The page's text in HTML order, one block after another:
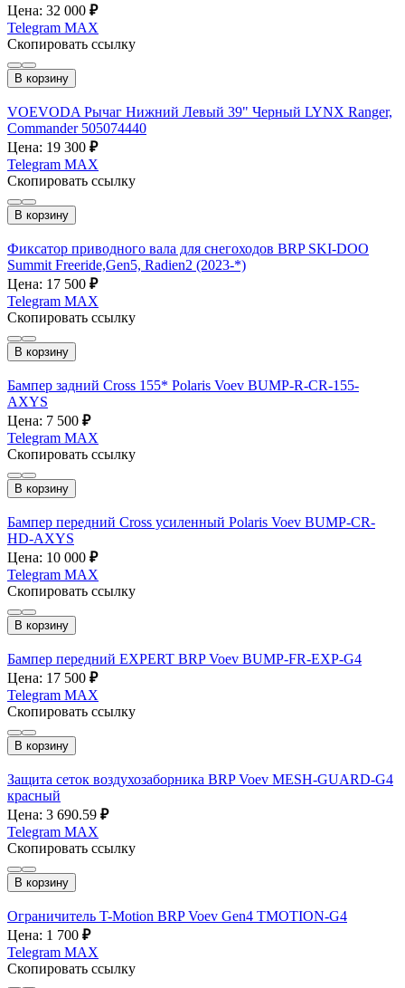
Цена: 32 000 ₽
Telegram MAX
Скопировать ссылку
В корзину
VOEVODA Рычаг Нижний Левый 39" Черный LYNX Ranger,
Commander 505074440
Цена: 19 300 ₽
Telegram MAX
Скопировать ссылку
В корзину
Фиксатор приводного вала для снегоходов BRP SKI-DOO
Summit Freeride,Gen5, Radien2 (2023-*)
Цена: 17 500 ₽
Telegram MAX
Скопировать ссылку
В корзину
Бампер задний Cross 155* Polaris Voev BUMP-R-CR-155-
AXYS
Цена: 7 500 ₽
Telegram MAX
Скопировать ссылку
В корзину
Бампер передний Cross усиленный Polaris Voev BUMP-CR-
HD-AXYS
Цена: 10 000 ₽
Telegram MAX
Скопировать ссылку
В корзину
Бампер передний EXPERT BRP Voev BUMP-FR-EXP-G4
Цена: 17 500 ₽
Telegram MAX
Скопировать ссылку
В корзину
Защита сеток воздухозаборника BRP Voev MESH-GUARD-G4
красный
Цена: 3 690.59 ₽
Telegram MAX
Скопировать ссылку
В корзину
Ограничитель T-Motion BRP Voev Gen4 TMOTION-G4
Цена: 1 700 ₽
Telegram MAX
Скопировать ссылку